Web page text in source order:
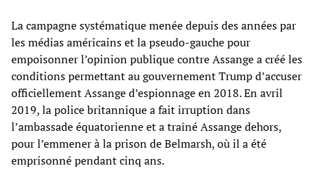
La campagne systématique menée depuis des années par
les médias américains et la pseudo-gauche pour
empoisonner l’opinion publique contre Assange a créé les
conditions permettant au gouvernement Trump d’accuser
officiellement Assange d’espionnage en 2018. En avril
2019, la police britannique a fait irruption dans
l’ambassade équatorienne et a traîné Assange dehors,
pour l’emmener à la prison de Belmarsh, où il a été
emprisonné pendant cinq ans.